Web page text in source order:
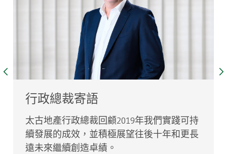
行政總裁寄語
太古地產行政總裁回顧2019年我們實踐可持
續發展的成效，並積極展望往後十年和更長
遠未來繼續創造卓績。